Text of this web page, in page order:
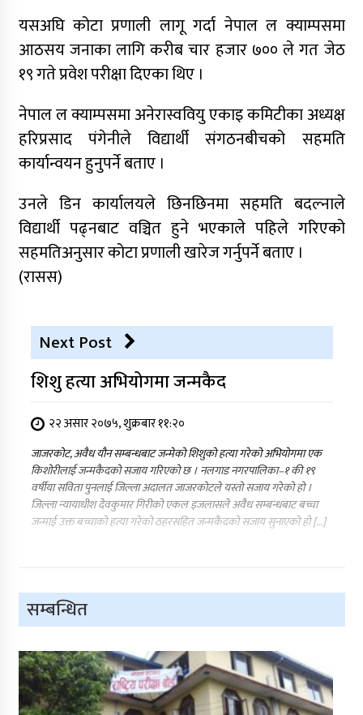
यसअघि कोटा प्रणाली लागू गर्दा नेपाल ल क्याम्पसमा
आठसय जनाका लागि करीब चार हजार ७०० ले गत जेठ
१९ गते प्रवेश परीक्षा दिएका थिए ।
नेपाल ल क्याम्पसमा अनेरास्ववियु एकाइ कमिटीका अध्यक्ष
हरिप्रसाद पंगेनीले विद्यार्थी संगठनबीचको सहमति
कार्यान्वयन हुनुपर्ने बताए ।
उनले डिन कार्यालयले छिनछिनमा सहमति बदल्नाले
विद्यार्थी पढ्नबाट वञ्चित हुने भएकाले पहिले गरिएको
सहमतिअनुसार कोटा प्रणाली खारेज गर्नुपर्ने बताए ।
(रासस)
Next Post
शिशु हत्या अभियोगमा जन्मकैद
२२ असार २०७५, शुक्रबार ११:२०
जाजरकोट, अवैध यौन सम्बन्धबाट जन्मेको शिशुको हत्या गरेको अभियोगमा एक
किशोरीलाई जन्मकैदको सजाय गरिएको छ । नलगाड नगरपालिका–१ की १९
वर्षीया सविता पुनलाई जिल्ला अदालत जाजरकोटले यस्तो सजाय गरेको हो ।
जिल्ला न्यायाधीश देवकुमार गिरीको एकल इजलासले अवैध सम्बन्धबाट बच्चा
जन्माई उक्त बच्चाको हत्या गरेको ठहरसहित जन्मकैदको सजाय सुनाएको हो […]
सम्बन्धित